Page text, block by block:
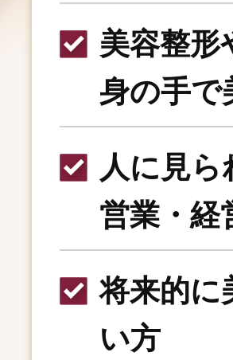
美容整形
身の手で
人に見
営業・経
将来的に
い方